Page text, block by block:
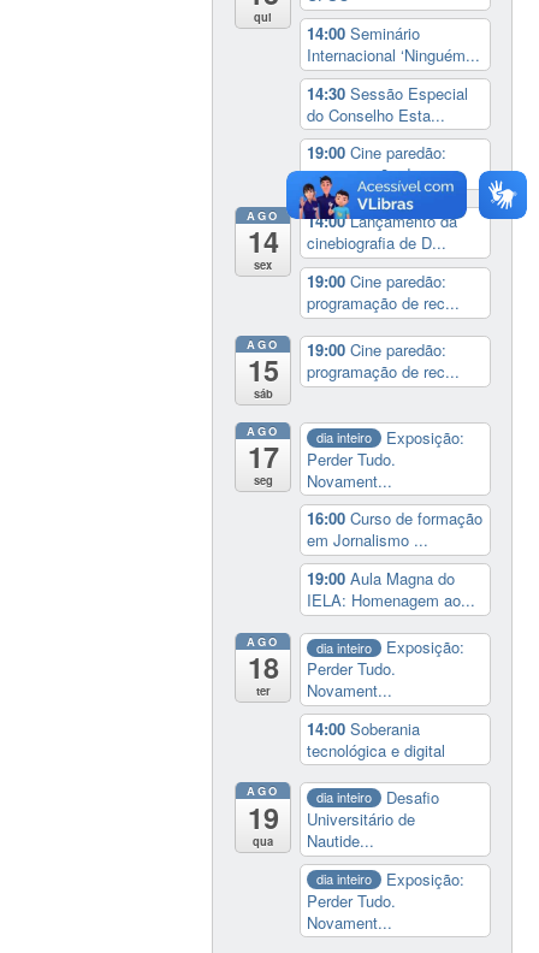
qui
14:00Seminário
Internacional ‘Ninguém...
14:30Sessão Especial
do Conselho Esta...
19:00Cine paredão:
programação de rec...
AGO
14
sex
14:00Lançamento da
cinebiografia de D...
19:00Cine paredão:
programação de rec...
AGO
15
sáb
19:00Cine paredão:
programação de rec...
AGO
17
seg
dia inteiro
Exposição:
Perder Tudo.
Novament...
16:00Curso de formação
em Jornalismo ...
19:00Aula Magna do
IELA: Homenagem ao...
AGO
18
ter
dia inteiro
Exposição:
Perder Tudo.
Novament...
14:00Soberania
tecnológica e digital
AGO
19
qua
dia inteiro
Desafio
Universitário de
Nautide...
dia inteiro
Exposição:
Perder Tudo.
Novament...